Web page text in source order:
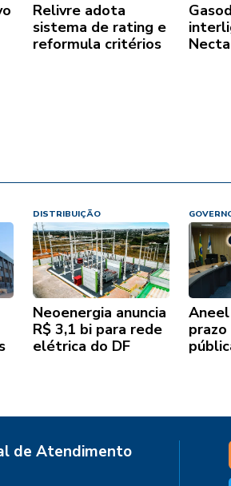
Relivre adota
sistema de rating e
reformula critérios
DISTRIBUIÇÃO
Neoenergia anuncia
R$ 3,1 bi para rede
elétrica do DF
de Atendimento